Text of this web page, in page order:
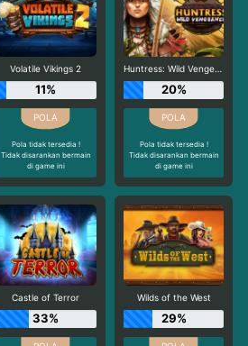
Volatile Vikings 2
11%
Pola tidak tersedia !
Tidak disarankan bermain
di game ini
Huntress: Wild Vengeance
20%
Pola tidak tersedia !
Tidak disarankan bermain
di game ini
Castle of Terror
33%
Wilds of the West
29%